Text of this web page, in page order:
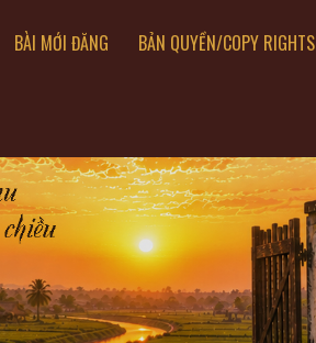
BÀI MỚI ĐĂNG BẢN QUYỀN/COPY RIGHTS